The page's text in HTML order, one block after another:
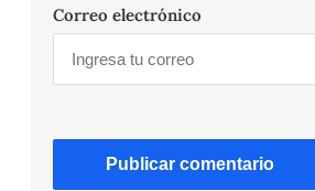
Correo electrónico